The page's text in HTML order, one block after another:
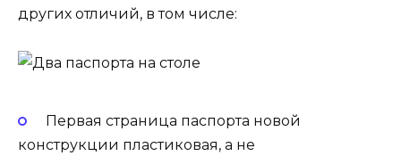
других отличий, в том числе:
Первая страница паспорта новой
конструкции пластиковая, а не